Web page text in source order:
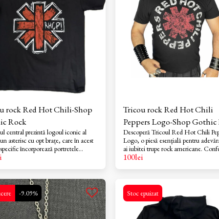
rock Red Hot Chili-Shop
Rock
central prezintă logoul iconic al
asterisc cu opt brațe, care în acest
încorporează portretele
formației într-o nuanță de roșu pe
Roman si online Shop Gothic Rock
Tricou rock Red Hot Chili
Peppers Logo-Shop Gothic
Descoperă Tricoul Red Hot Chili
Logo, o piesă esențială pentru
ai iubitei trupe rock americane.
din bumbac de înaltă calitate, acest
iconic al trupei imprimat în centru
magazinul fizic din Roman /Neamt
Shop Gothic Rock ! Este din bumbac
100%.Densitate 200-250gr Imprimeul
100lei
-9.09% Stoc epuizat